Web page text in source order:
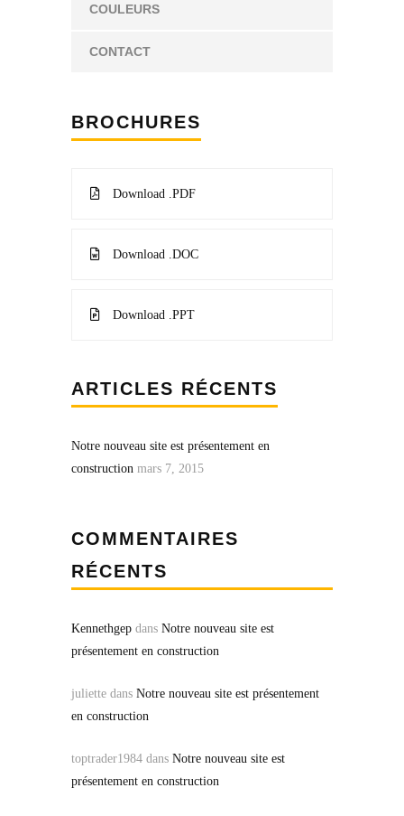
COULEURS
CONTACT
BROCHURES
Download .PDF
Download .DOC
Download .PPT
ARTICLES RÉCENTS
Notre nouveau site est présentement en
construction mars 7, 2015
COMMENTAIRES
RÉCENTS
Kennethgep dans Notre nouveau site est
présentement en construction
juliette dans Notre nouveau site est présentement
en construction
toptrader1984 dans Notre nouveau site est
présentement en construction